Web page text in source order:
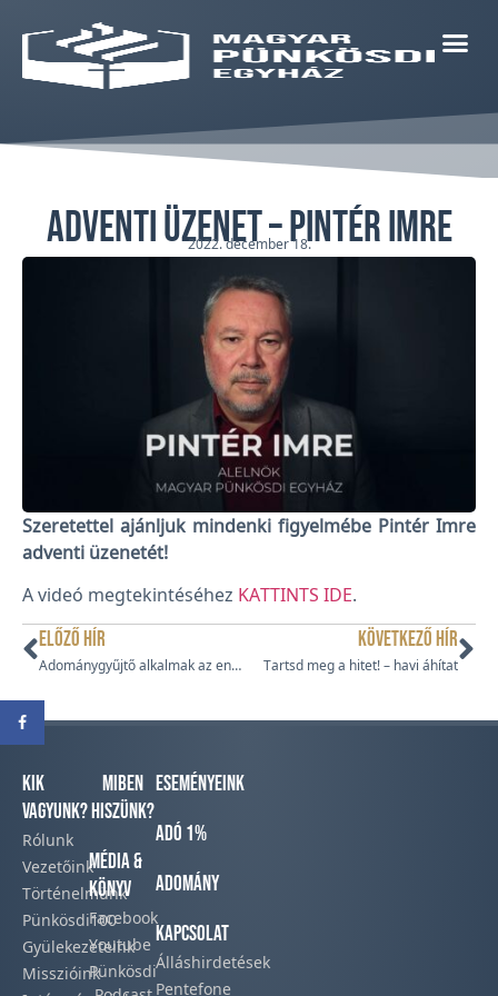
Adventi üzenet – Pintér Imre
2022. december 18.
Szeretettel ajánljuk mindenki figyelmébe Pintér Imre
adventi üzenetét!
A videó megtekintéséhez KATTINTS IDE.
ELŐZŐ HÍR
Adománygyűjtő alkalmak az energiaválság hatásainak enyhítésére
KÖVETKEZŐ HÍR
Tartsd meg a hitet! – havi áhítat
Kik
vagyunk?
Rólunk
Vezetőink
Történelmünk​
Pünkösdi100
Gyülekezeteink​
Misszióink​
Miben
hiszünk?
Média &
Könyv
Facebook​
Youtube
Pünkösdi
Eseményeink
Adó 1%
Adomány
Kapcsolat
Álláshirdetések
Pentefone